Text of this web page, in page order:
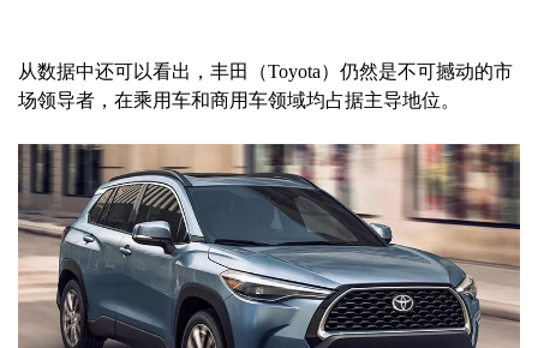
从数据中还可以看出，丰田（Toyota）仍然是不可撼动的市
场领导者，在乘用车和商用车领域均占据主导地位。